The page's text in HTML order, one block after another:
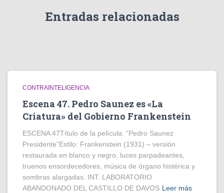
Entradas relacionadas
CONTRAINTELIGENCIA
Escena 47. Pedro Saunez es «La
Criatura» del Gobierno Frankenstein
ESCENA 47Título de la película: “Pedro Saunez
Presidente”Estilo: Frankenstein (1931) – versión
restaurada en blanco y negro, luces parpadeantes,
truenos ensordecedores, música de órgano histérica y
sombras alargadas. INT. LABORATORIO
ABANDONADO DEL CASTILLO DE DAVOS Leer más